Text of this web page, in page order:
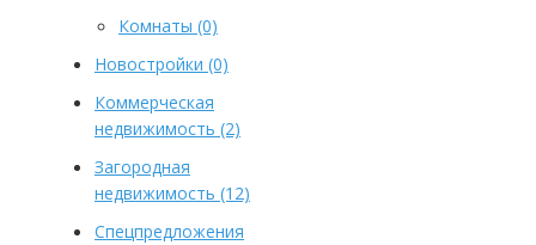
Комнаты (0)
Новостройки (0)
Коммерческая
недвижимость (2)
Загородная
недвижимость (12)
Спецпредложения